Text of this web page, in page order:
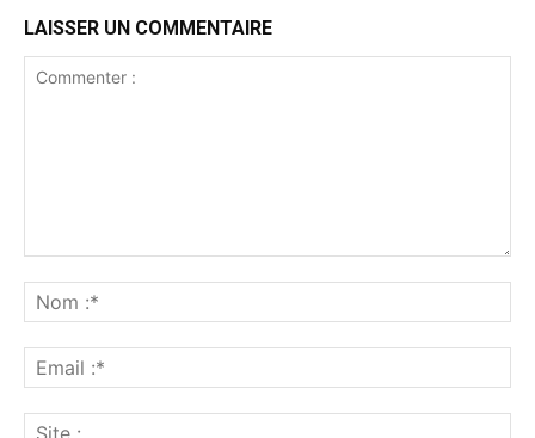
LAISSER UN COMMENTAIRE
:*
:*